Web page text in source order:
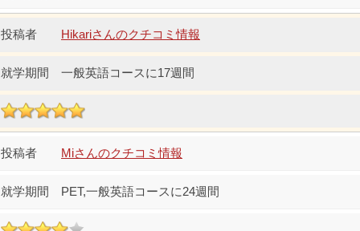
Hikariさんのクチコミ情報
一般英語コースに17週間
Miさんのクチコミ情報
PET,一般英語コースに24週間